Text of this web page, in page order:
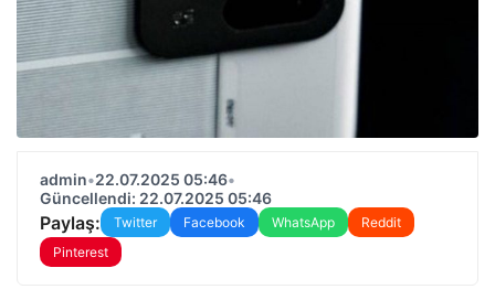
admin•22.07.2025 05:46•
Güncellendi: 22.07.2025 05:46
Paylaş: Twitter Facebook WhatsApp
Reddit
Pinterest